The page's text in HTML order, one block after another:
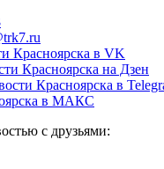
Красноярска в VK
Красноярска на Дзен
Красноярска в
в МАКС
с друзьями: